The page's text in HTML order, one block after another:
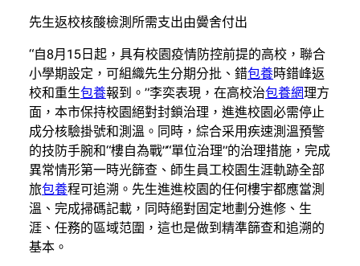
先生返校核酸檢測所需支出由黌舍付出
“自8月15日起，具有校園疫情防控前提的高校，聯合
小學期設定，可組織先生分期分批、錯包養時錯峰返
校和重生包養報到。”李奕表現，在高校治包養網理方
面，本市保持校園絕對封鎖治理，進進校園必需停止
成分核驗掛號和測溫。同時，綜合采用疾速測溫預警
的技防手腕和“樓自為戰”“單位治理”的治理措施，完成
異常情形第一時光篩查、師生員工校園生涯軌跡全部
旅包養程可追溯。先生進進校園的任何樓宇都應當測
溫、完成掃碼記載，同時絕對固定地劃分進修、生
涯、任務的區域范圍，這也是做到精準篩查和追溯的
基本。